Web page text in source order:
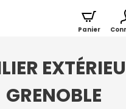
Panier
GRENOBLE